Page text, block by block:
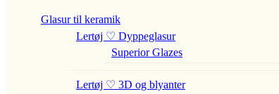
Glasur til keramik
Lertøj ♡ Dyppeglasur
Superior Glazes
Lertøj ♡ 3D og blyanter